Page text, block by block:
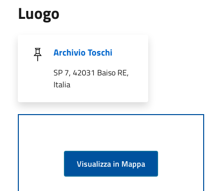
Luogo
Archivio Toschi
SP 7, 42031 Baiso RE,
Italia
Visualizza in Mappa